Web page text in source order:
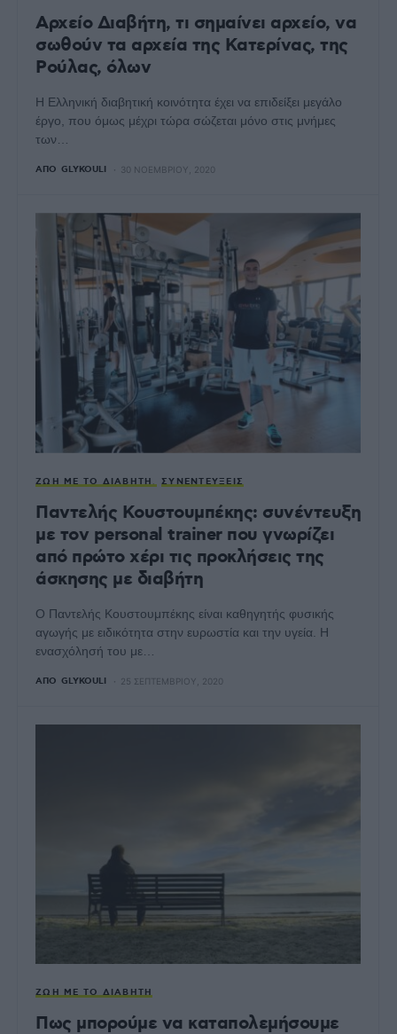
Αρχείο Διαβήτη, τι σημαίνει αρχείο, να
σωθούν τα αρχεία της Κατερίνας, της
Ρούλας, όλων
Η Ελληνική διαβητική κοινότητα έχει να επιδείξει μεγάλο
έργο, που όμως μέχρι τώρα σώζεται μόνο στις μνήμες
των…
ΑΠΌ GLYKOULI 30 ΝΟΕΜΒΡΊΟΥ, 2020
ΖΩΉ ΜΕ ΤΟ ΔΙΑΒΉΤΗ ΣΥΝΕΝΤΕΎΞΕΙΣ
Παντελής Κουστουμπέκης: συνέντευξη
με τον personal trainer που γνωρίζει
από πρώτο χέρι τις προκλήσεις της
άσκησης με διαβήτη
Ο Παντελής Κουστουμπέκης είναι καθηγητής φυσικής
αγωγής με ειδικότητα στην ευρωστία και την υγεία. Η
ενασχόλησή του με…
ΑΠΌ GLYKOULI 25 ΣΕΠΤΕΜΒΡΊΟΥ, 2020
ΖΩΉ ΜΕ ΤΟ ΔΙΑΒΉΤΗ
Πως μπορούμε να καταπολεμήσουμε